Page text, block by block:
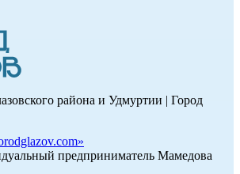
района и Удмуртии | Город
»
предприниматель Мамедова